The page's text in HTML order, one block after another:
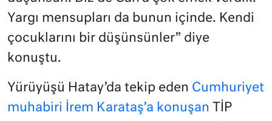
Yargı mensupları da bunun içinde. Kendi
çocuklarını bir düşünsünler” diye
konuştu.
Yürüyüşü Hatay’da tekip eden Cumhuriyet
muhabiri İrem Karataş’a konuşan TİP